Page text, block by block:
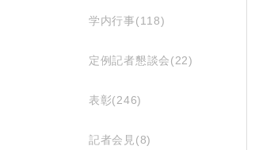
学内行事(118)
定例記者懇談会(22)
表彰(246)
記者会見(8)